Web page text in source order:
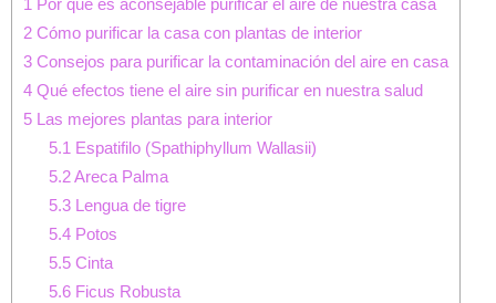
1 Por qué es aconsejable purificar el aire de nuestra casa
2 Cómo purificar la casa con plantas de interior
3 Consejos para purificar la contaminación del aire en casa
4 Qué efectos tiene el aire sin purificar en nuestra salud
5 Las mejores plantas para interior
5.1 Espatifilo (Spathiphyllum Wallasii)
5.2Areca Palma
5.3Lengua de tigre
5.4Potos
5.5Cinta
5.6Ficus Robusta